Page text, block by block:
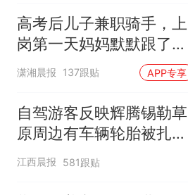
高考后儿子兼职骑手，上
岗第一天妈妈默默跟了三
公里，感慨孩子真的长大
潇湘晨报 137跟贴 APP专享
自驾游客反映辉腾锡勒草
原周边有车辆轮胎被扎，
修理店铺换胎价格高达千
元，官方发布情况通报
江西晨报 581跟贴